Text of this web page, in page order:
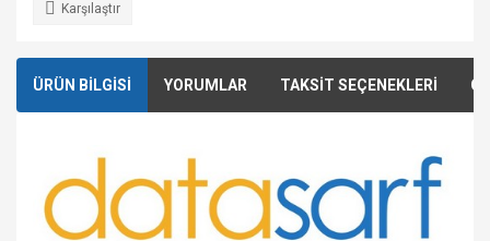
Karşılaştır
ÜRÜN BİLGİSİ YORUMLAR TAKSİT SEÇENEKLERİ